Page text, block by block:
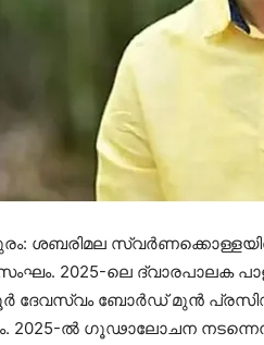
ശബരിമല
2025-ലെ ദ്വാരപാലക
ദേവസ്വം ബോര്‍ഡ് മുന്‍
2025-ല്‍ ഗൂഢാലോചന